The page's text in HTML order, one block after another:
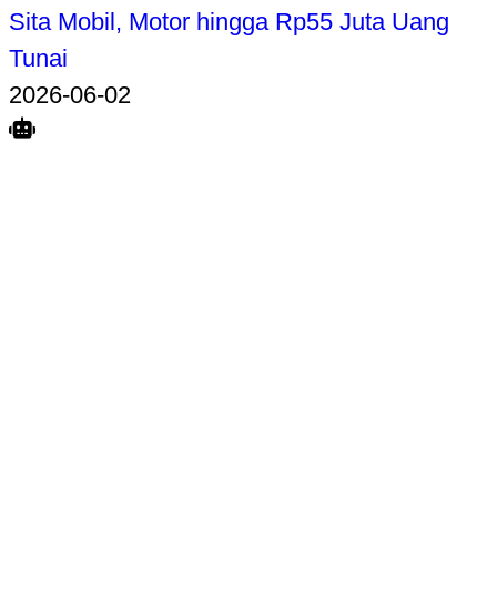
Sita Mobil, Motor hingga Rp55 Juta Uang
Tunai
2026-06-02